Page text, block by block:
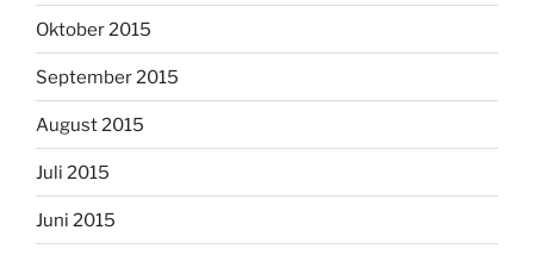
Oktober 2015
September 2015
August 2015
Juli 2015
Juni 2015